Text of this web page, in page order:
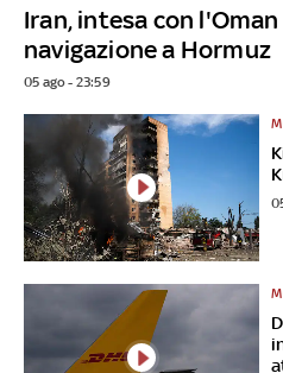
Iran, intesa con
navigazione a Hormuz
05 ago - 23:59